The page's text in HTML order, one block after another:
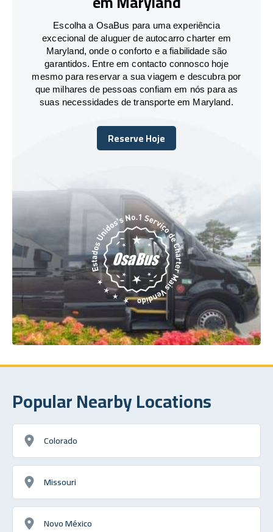
Escolha a OsaBus para uma experiência
excecional de aluguer de autocarro charter em
Maryland, onde o conforto e a fiabilidade são
garantidos. Entre em contacto connosco hoje
mesmo para reservar a sua viagem e descubra por
que milhares de pessoas confiam em nós para as
suas necessidades de transporte em Maryland.
Reserve Hoje
Reserve Hoje
Popular Nearby Locations
Colorado
Missouri
Novo México